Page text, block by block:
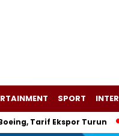
SPORT
Ekspor Turun